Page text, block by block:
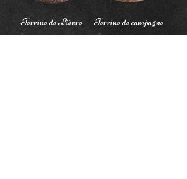
Terrine de Lièvre Terrine de campagne